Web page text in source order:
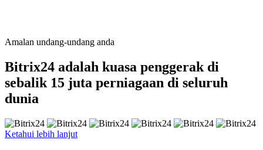
Amalan undang-undang anda
Bitrix24 adalah kuasa penggerak di
sebalik 15 juta perniagaan di seluruh
dunia
Ketahui lebih lanjut